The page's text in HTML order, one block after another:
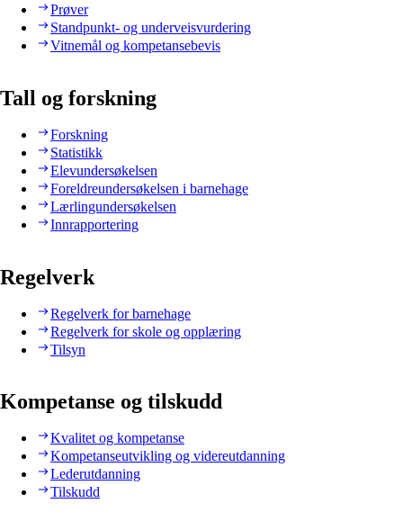
Prøver
Standpunkt- og underveisvurdering
Vitnemål og kompetansebevis
Tall og forskning
Forskning
Statistikk
Elevundersøkelsen
Foreldreundersøkelsen i barnehage
Lærlingundersøkelsen
Innrapportering
Regelverk
Regelverk for barnehage
Regelverk for skole og opplæring
Tilsyn
Kompetanse og tilskudd
Kvalitet og kompetanse
Kompetanseutvikling og videreutdanning
Lederutdanning
Tilskudd